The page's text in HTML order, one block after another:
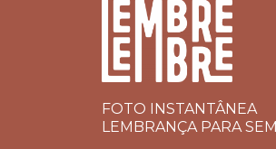
FOTO INSTANTÂNEA
LEMBRANÇA PARA